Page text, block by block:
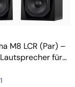
M8 LCR (Par) –
für
1